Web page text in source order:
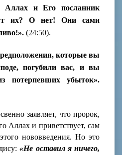
Аллах и Его посланник
их? О нет! Они сами
(24:50).
которые вы
погубили вас, и вы
потерпевших убыток».
заявляет, что пророк,
Аллах и приветствует, сам
нововведения. Но это
«Не оставил я ничего,